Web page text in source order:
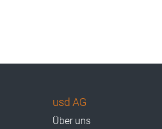
usd AG
Über uns